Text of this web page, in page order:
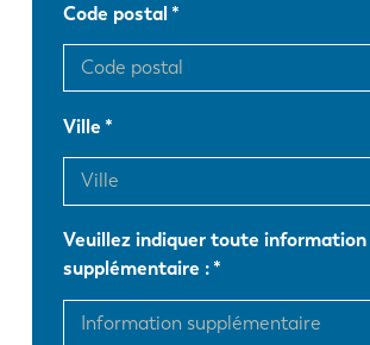
Code postal
Ville
Veuillez indiquer toute information
supplémentaire :
ES PT-PT
PL